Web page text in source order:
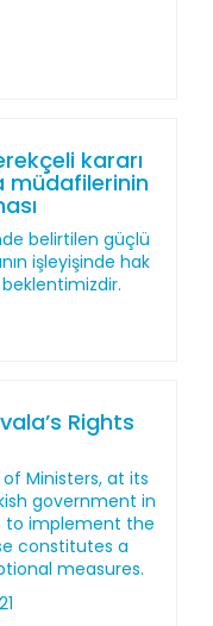
kararı
müdafilerinin
belirtilen güçlü
işleyişinde hak
Rights
Ministers, at its
government in
to implement the
constitutes a
measures.